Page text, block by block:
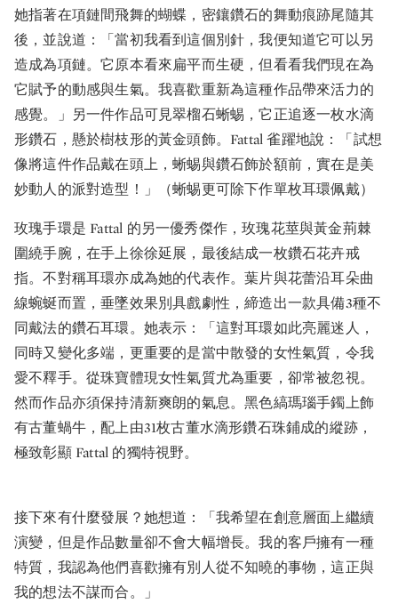
她指著在項鏈間飛舞的蝴蝶，密鑲鑽石的舞動痕跡尾隨其
後，並說道：「當初我看到這個別針，我便知道它可以另
造成為項鏈。它原本看來扁平而生硬，但看看我們現在為
它賦予的動感與生氣。我喜歡重新為這種作品帶來活力的
感覺。」另一件作品可見翠榴石蜥蜴，它正追逐一枚水滴
形鑽石，懸於樹枝形的黃金頭飾。Fattal 雀躍地說：「試想
像將這件作品戴在頭上，蜥蜴與鑽石飾於額前，實在是美
妙動人的派對造型！」（蜥蜴更可除下作單枚耳環佩戴）
玫瑰手環是 Fattal 的另一優秀傑作，玫瑰花莖與黃金荊棘
圍繞手腕，在手上徐徐延展，最後結成一枚鑽石花卉戒
指。不對稱耳環亦成為她的代表作。葉片與花蕾沿耳朵曲
線蜿蜒而置，垂墜效果別具戲劇性，締造出一款具備3種不
同戴法的鑽石耳環。她表示：「這對耳環如此亮麗迷人，
同時又變化多端，更重要的是當中散發的女性氣質，令我
愛不釋手。從珠寶體現女性氣質尤為重要，卻常被忽視。
然而作品亦須保持清新爽朗的氣息。黑色縞瑪瑙手鐲上飾
有古董蝸牛，配上由31枚古董水滴形鑽石珠鋪成的縱跡，
極致彰顯 Fattal 的獨特視野。
接下來有什麼發展？她想道：「我希望在創意層面上繼續
演變，但是作品數量卻不會大幅增長。我的客戶擁有一種
特質，我認為他們喜歡擁有別人從不知曉的事物，這正與
我的想法不謀而合。」